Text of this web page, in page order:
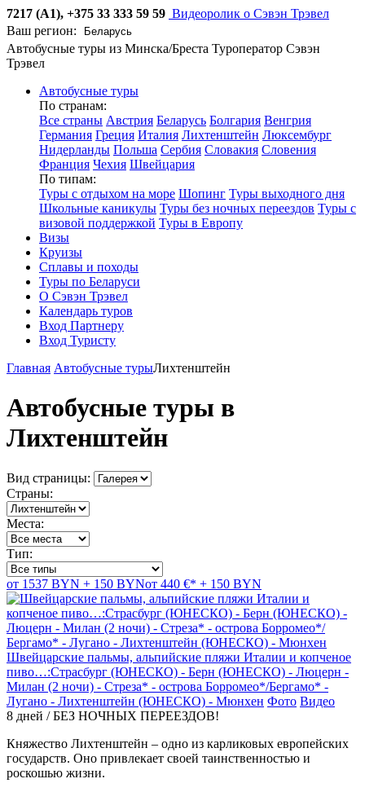
7217 (А1), +375 33 333 59 59 Видеоролик о Сэвэн Трэвел
Ваш регион:
Автобусные туры из Минска/Бреста Туроператор Сэвэн
Трэвел
Автобусные туры
По странам:
Все страны Австрия Беларусь Болгария Венгрия
Германия Греция Италия Лихтенштейн Люксембург
Нидерланды Польша Сербия Словакия Словения
Франция Чехия Швейцария
По типам:
Туры с отдыхом на море Шопинг Туры выходного дня
Школьные каникулы Туры без ночных переездов Туры с
визовой поддержкой Туры в Европу
Визы
Круизы
Сплавы и походы
Туры по Беларуси
О Сэвэн Трэвел
Календарь туров
Вход Партнеру
Вход Туристу
Главная Автобусные турыЛихтенштейн
Автобусные туры в
Лихтенштейн
Вид страницы:
Страны:
Места:
Тип:
от 1537 BYN + 150 BYNот 440 €* + 150 BYN
Швейцарские пальмы, альпийские пляжи Италии и копченое
пиво…:Страсбург (ЮНЕСКО) - Берн (ЮНЕСКО) - Люцерн -
Милан (2 ночи) - Стреза* - острова Борромео*/Бергамо* -
Лугано - Лихтенштейн (ЮНЕСКО) - Мюнхен Фото Видео
8 дней / БЕЗ НОЧНЫХ ПЕРЕЕЗДОВ!
Княжество Лихтенштейн – одно из карликовых европейских
государств. Оно привлекает своей таинственностью и
роскошью жизни.